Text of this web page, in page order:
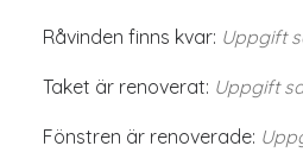
Råvinden finns kvar: Uppgift
Taket är renoverat: Uppgift
Fönstren är renoverade: